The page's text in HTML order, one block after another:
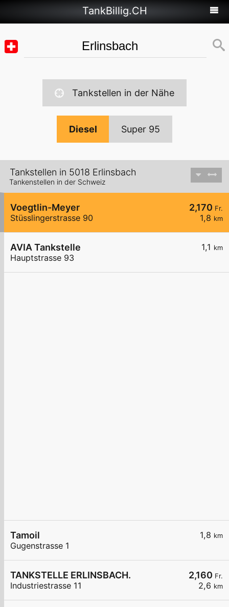
TankBillig.CH
Tankstellen in der Nähe
Diesel Super 95
Tankstellen in 5018 Erlinsbach
Tankenstellen in der Schweiz
2,170 Fr.
1,8 km
Voegtlin-Meyer
Stüsslingerstrasse 90
1,1 km
AVIA Tankstelle
Hauptstrasse 93
1,8 km
Tamoil
Gugenstrasse 1
2,160 Fr.
2,6 km
TANKSTELLE ERLINSBACH.
Industriestrasse 11